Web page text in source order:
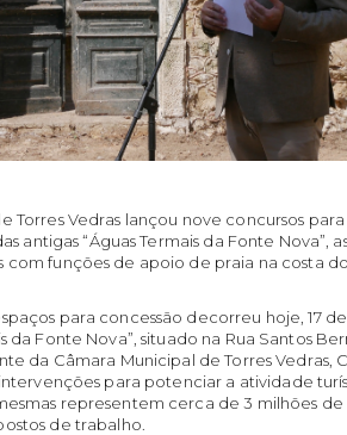
Torres Vedras lançou nove concursos
antigas “Águas Termais da Fonte Nova”,
com funções de apoio de praia na costa
para concessão decorreu hoje, 17
da Fonte Nova”, situado na Rua Santos
da Câmara Municipal de Torres Vedras,
para potenciar a atividade
representem cerca de 3 milhões
de trabalho.